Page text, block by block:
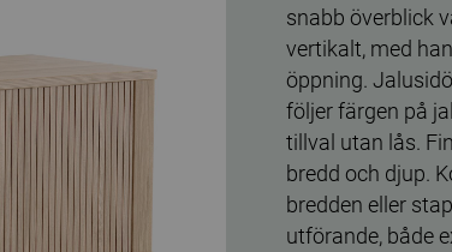
snabb överblick
vertikalt, med
öppning.
följer färgen på
tillval utan lås.
bredd och djup.
bredden eller
utförande, både